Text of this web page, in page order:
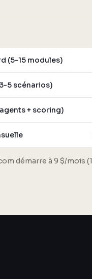
(5-15 modules)
5 scénarios)
+ scoring)
démarre à 9 $/mois